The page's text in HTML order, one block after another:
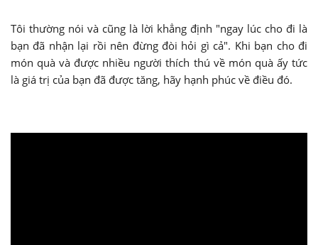
Tôi thường nói và cũng là lời khẳng định "ngay lúc cho đi là
bạn đã nhận lại rồi nên đừng đòi hỏi gì cả". Khi bạn cho đi
món quà và được nhiều người thích thú về món quà ấy tức
là giá trị của bạn đã được tăng, hãy hạnh phúc về điều đó.